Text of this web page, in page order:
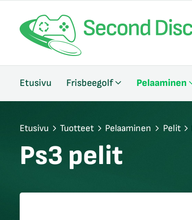
Etusivu Frisbeegolf Pelaaminen
Etusivu Tuotteet Pelaaminen Pelit
Ps3 pelit
sulje
sulje
sulje